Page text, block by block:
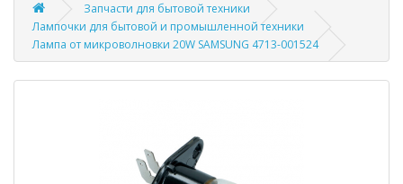
Запчасти для бытовой техники
Лампочки для бытовой и промышленной техники
Лампа от микроволновки 20W SAMSUNG 4713-001524